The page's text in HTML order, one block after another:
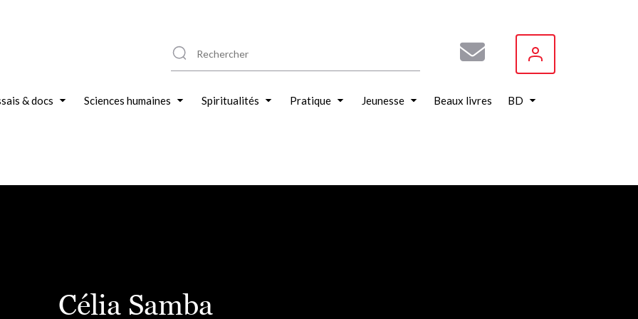
& docs Sciences humaines Spiritualités Pratique Jeunesse Beaux livres BD
Célia Samba